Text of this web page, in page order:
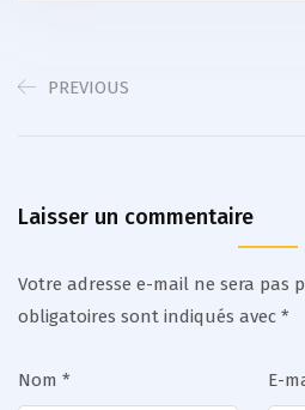
PREVIOUS
Laisser un commentaire
Votre adresse e-mail ne sera pas
obligatoires sont indiqués avec *
Nom * E-